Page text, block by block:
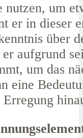
nutzen, um
er in dieser
über
aufgrund
um das
eine